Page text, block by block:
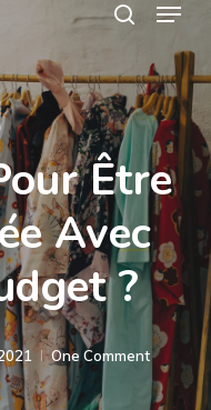
search
Être
Avec
?
One Comment
Close
Menu